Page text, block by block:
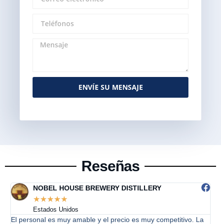
ENVÍE SU MENSAJE
Reseñas
La
New Berlin Brewing
☆☆☆
Estados Unidos
Bonito fermentador, la empresa realizó algunos cambios